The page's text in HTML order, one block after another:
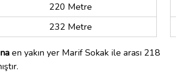
220 Metre
232 Metre
en yakın yer Marif Sokak ile arası 218